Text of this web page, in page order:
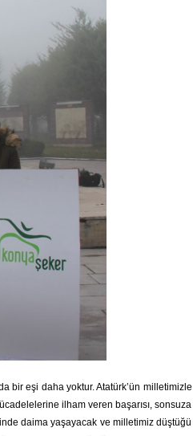
bir eşi daha yoktur. Atatürk’ün milletimizle
ilham veren başarısı, sonsuza
daima yaşayacak ve milletimiz düştüğü